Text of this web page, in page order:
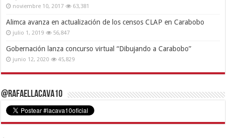
noviembre 10, 2017 63,381
Alimca avanza en actualización de los censos CLAP en Carabobo
julio 1, 2019 56,847
Gobernación lanza concurso virtual “Dibujando a Carabobo”
junio 12, 2020 45,829
@RafaelLacava10